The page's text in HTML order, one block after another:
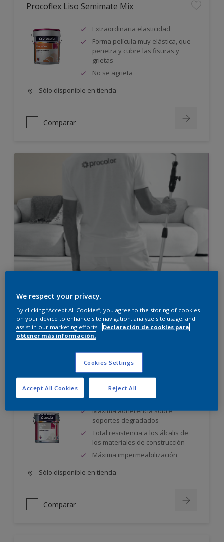
Procoflex Liso Semimate Mix
Extraordinaria elasticidad
Forma película muy elástica, que
penetra y cubre las fisuras y
grietas
No se agrieta
Sólo disponible en tienda
Comparar
Para manchas, moho y humedad
Ver productos
Procolite Liso Mate Mix
Máxima adherencia sobre
soportes degradados
Total resistencia a los álcalis de
los materiales de construcción
Máxima impermeabilización
Sólo disponible en tienda
Comparar
We respect your privacy.
By clicking “Accept All Cookies”, you agree to the storing of cookies
on your device to enhance site navigation, analyze site usage, and
assist in our marketing efforts.
Declaración de cookies para
obtener más información.
Cookies Settings
Reject All
Accept All Cookies